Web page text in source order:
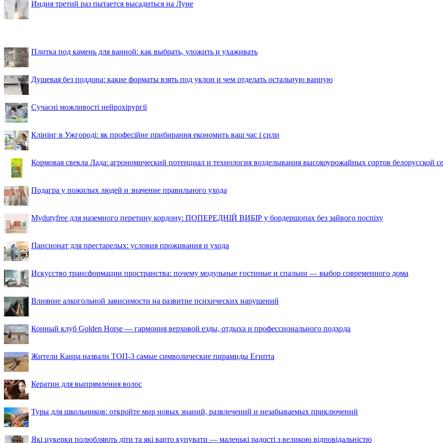
Индия третий раз пытается высадиться на Луне
Плитка под камень для ванной: как выбрать, уложить и ухаживать
Душевая без поддона: какие форматы взять под уклон и чем отделать остальную ванную
Сучасні можливості нейрохірургії
Клінінг в Ужгороді: як професійне прибирання економить ваш час і сили
Кормовая свекла Лада: агрономический потенциал и технология возделывания высокоурожайных сортов белорусской
Подагра у пожилых людей и значение правильного ухода
Mydutyfree для наземного перетину кордону: ПОПЕРЕДНІЙ ВИБІР у бордершопах без зайвого поспіху
Пансионат для престарелых: условия проживания и ухода
Искусство трансформации пространства: почему модульные гостиные и спальни — выбор современного дома
Влияние алкогольной зависимости на развитие психических нарушений
Конный клуб Golden Horse — гармония верховой езды, отдыха и профессионального подхода
Жители Каира назвали ТОП-3 самые символические пирамиды Египта
Кератин для выпрямления волос
Туры для школьников: откройте мир новых знаний, развлечений и незабываемых приключений
Які цукерки полюбляють діти та які варто купувати — маленькі радості з великою відповідальністю